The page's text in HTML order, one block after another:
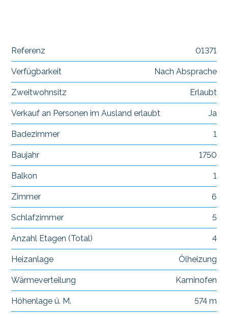
Referenz 01371
Verfügbarkeit Nach Absprache
Zweitwohnsitz Erlaubt
Verkauf an Personen im Ausland erlaubt Ja
Badezimmer 1
Baujahr 1750
Balkon 1
Zimmer 6
Schlafzimmer 5
Anzahl Etagen (Total) 4
Heizanlage Ölheizung
Wärmeverteilung Kaminofen
Höhenlage ü. M. 574 m